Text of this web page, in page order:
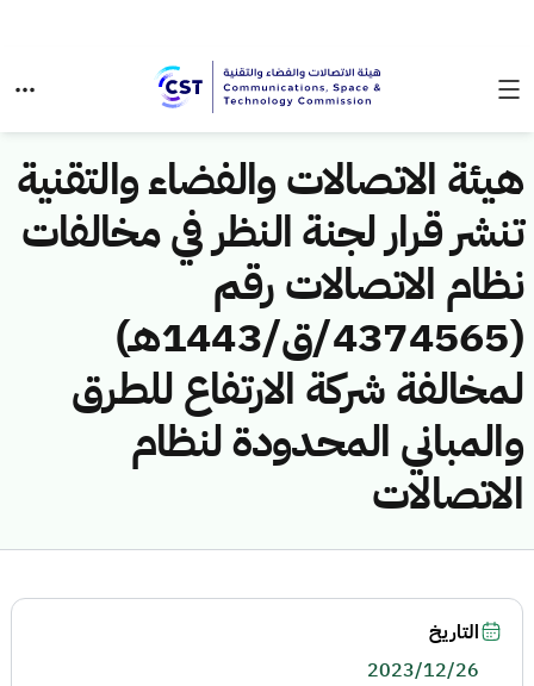
هيئة الاتصالات والفضاء والتقنية
تنشر قرار لجنة النظر في مخالفات
نظام الاتصالات رقم
(4374565/ق/1443هـ)
لمخالفة شركة الارتفاع للطرق
والمباني المحدودة لنظام
الاتصالات
التاريخ
2023/12/26